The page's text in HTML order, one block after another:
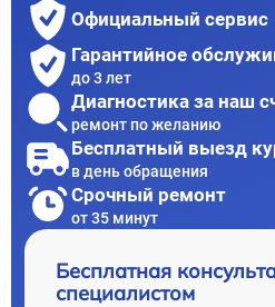
Официальный сервис
Гарантийное
до 3 лет
Диагностика за наш
ремонт по желанию
Бесплатный выезд
в день обращения
Срочный ремонт
от 35 минут
Бесплатная
специалистом